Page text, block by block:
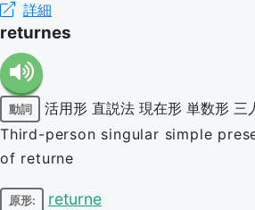
詳細
returnes
動詞 活用形 直説法 現在形 単数形 三
Third-person singular simple
of returne
原形: returne